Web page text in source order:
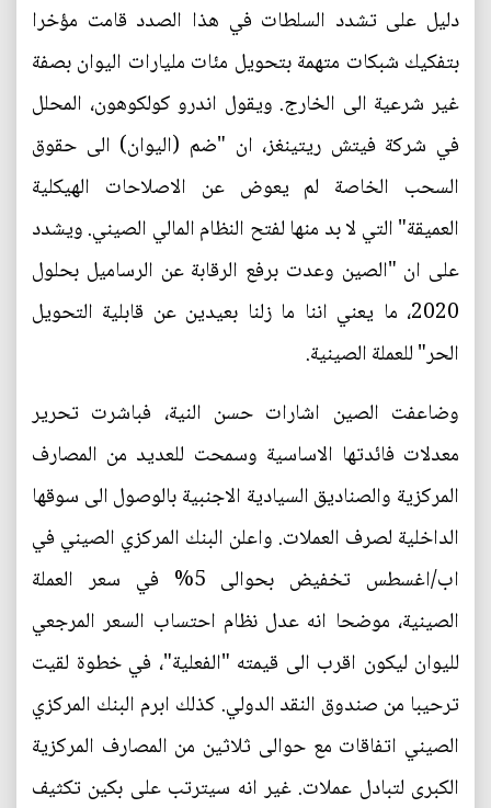
دليل على تشدد السلطات في هذا الصدد قامت مؤخرا
بتفكيك شبكات متهمة بتحويل مئات مليارات اليوان بصفة
غير شرعية الى الخارج. ويقول اندرو كولكوهون، المحلل
في شركة فيتش ريتينغز، ان "ضم (اليوان) الى حقوق
السحب الخاصة لم يعوض عن الاصلاحات الهيكلية
العميقة" التي لا بد منها لفتح النظام المالي الصيني. ويشدد
على ان "الصين وعدت برفع الرقابة عن الرساميل بحلول
2020، ما يعني اننا ما زلنا بعيدين عن قابلية التحويل
الحر" للعملة الصينية.
وضاعفت الصين اشارات حسن النية، فباشرت تحرير
معدلات فائدتها الاساسية وسمحت للعديد من المصارف
المركزية والصناديق السيادية الاجنبية بالوصول الى سوقها
الداخلية لصرف العملات. واعلن البنك المركزي الصيني في
اب/اغسطس تخفيض بحوالى 5% في سعر العملة
الصينية، موضحا انه عدل نظام احتساب السعر المرجعي
لليوان ليكون اقرب الى قيمته "الفعلية"، في خطوة لقيت
ترحيبا من صندوق النقد الدولي. كذلك ابرم البنك المركزي
الصيني اتفاقات مع حوالى ثلاثين من المصارف المركزية
الكبرى لتبادل عملات. غير انه سيترتب على بكين تكثيف